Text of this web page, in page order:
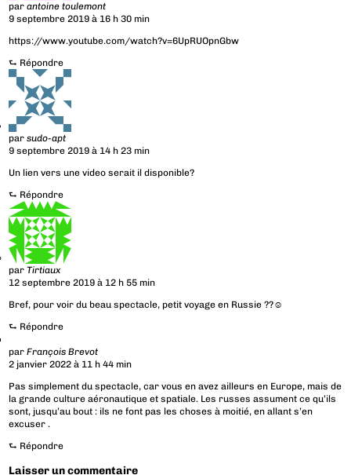
parantoine toulemont
9 septembre 2019 à 16 h 30 min
https://www.youtube.com/watch?v=6UpRUOpnGbw
⮑ Répondre
parsudo-apt
9 septembre 2019 à 14 h 23 min
Un lien vers une video serait il disponible?
⮑ Répondre
parTirtiaux
12 septembre 2019 à 12 h 55 min
Bref, pour voir du beau spectacle, petit voyage en Russie ??☺️
⮑ Répondre
parFrançois Brevot
2 janvier 2022 à 11 h 44 min
Pas simplement du spectacle, car vous en avez ailleurs en Europe, mais de
la grande culture aéronautique et spatiale. Les russes assument ce qu’ils
sont, jusqu’au bout : ils ne font pas les choses à moitié, en allant s’en
excuser .
⮑ Répondre
Laisser un commentaire